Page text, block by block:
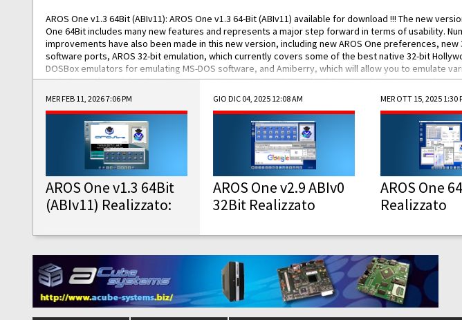
AROS One v1.3 64Bit (ABIv11): AROS One v1.3 64-Bit (ABIv11) available for download !!! The new
One 64Bit includes many new features and represents a major step forward in terms of usability.
improvements have also been made in this new version, including new AROS One preferences, new
software ports, AROS 32-bit emulation, which currently covers some of the best native 32-bit
DOSBox emulators for emulating MS-DOS software, and Amiberry, which will allow you to emulate
and AROS 68k models. AROS One v1.3 64-Bit-v11 ISO/IMG/: Download Functionalities: Improved...
MER FEB 11, 2026 7:06 PM
AROS One v1.3 64Bit
(ABIv11) Realizzato:
GIO DIC 04, 2025 12:08 AM
AROS One v2.9 ABIv0
32Bit Realizzato
MER OTT 15, 2025 1:30
AROS One
Realizzato